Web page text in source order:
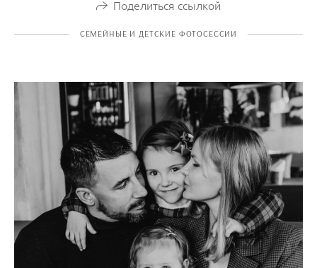
Поделиться ссылкой
СЕМЕЙНЫЕ И ДЕТСКИЕ ФОТОСЕССИИ